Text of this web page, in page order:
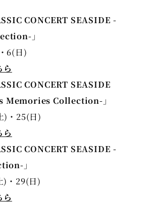
CONCERT SEASIDE -
6(日)
ら
CONCERT SEASIDE
Memories Collection-」
)・25(日)
ら
CONCERT SEASIDE -
)・29(日)
ら